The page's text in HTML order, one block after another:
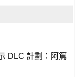
DLC 計劃：阿篤